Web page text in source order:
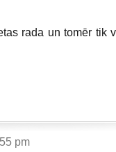
rada un tomēr tik
pm